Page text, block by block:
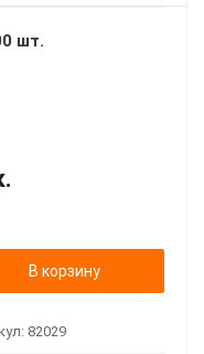
шт.
В корзину
82029